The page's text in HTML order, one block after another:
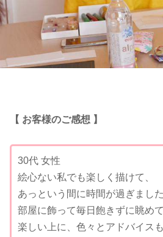
【 お客様のご感想 】
30代 女性
絵心ない私でも楽しく描けて、
あっという間に時間が過ぎました
部屋に飾って毎日飽きずに眺め
楽しい上に、色々とアドバイス